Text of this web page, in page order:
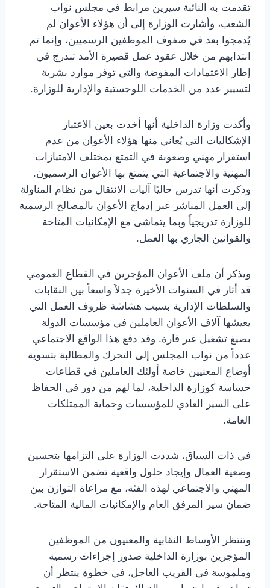
تقدمت به النائبة سيرين مرابط في مجلس نواب
الشعب، وأشارت الوزارة إلى أن هؤلاء الأعوان لم
يُدمجوا بعد في صفوف الموظفين الرسميين، وإنما تم
انتدابهم من خلال عقود عمل قصيرة الأمد تندرج في
إطار الاعتمادات المفوضة والتي توفر موارد بشرية
لتسيير عدد من الخدمات اللوجستية والإدارية للوزارة.
وأكدت وزارة الداخلية أنها أخذت بعين الاعتبار
الإشكاليات التي يُعاني منها هؤلاء الأعوان من عدم
استقرار مهني وصعوبة في التمتع بمختلف الامتيازات
المهنية والاجتماعية التي يتمتع بها الأعوان الرسميون.
وذكرت أنها تدرس حاليًا آليات الانتقال من نظام المناولة
إلى العمل المباشر عبر إدماج الأعوان بالمصالح الرسمية
للوزارة تدريجياً وبما يتماشى مع الإمكانيات المتاحة
والقوانين الجاري بها العمل.
ويذكر أن ملف الأعوان المؤجرين في القطاع العمومي
قد أثار في السنوات الأخيرة جدلاً واسعاً بين النقابات
والسلطات الإدارية بسبب هشاشة ظروف العمل التي
يعيشها آلاف الأعوان العاملين في مؤسسات الدولة
بصيغ تشغيل غير قارة. وقد دفع هذا الواقع الاجتماعي
عدداً من نواب المجلس إلى التحرك والمطالبة بتسوية
أوضاع المعنيين خاصة أولئك العاملين في قطاعات
حساسة كوزارة الداخلية، لما لهم من دور في الحفاظ
على السير العادي للمؤسسات وحماية الممتلكات
العامة.
في ذات السياق، شددت الوزارة على التزامها بتحسين
وضعية العمال وإيجاد حلول واقعية تضمن الاستقرار
المهني والاجتماعي لهذه الفئة، مع مراعاة التوازن بين
ضمان سير المرفق العام والإمكانيات المالية المتاحة.
وتنتظر الأوساط النقابية والمعنيون من الموظفين
المؤجرين بوزارة الداخلية صدور إجراءات رسمية
وملموسة في القريب العاجل، في خطوة ينتظر أن